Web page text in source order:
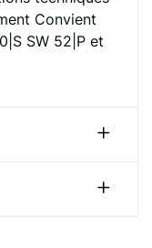
Convient
SW 52|P et